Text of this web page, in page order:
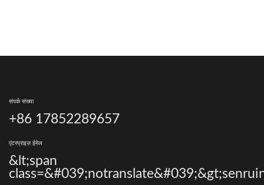
संपर्क संख्या
+86 17852289657
एंटरप्राइज़ ईमेल
&lt;span